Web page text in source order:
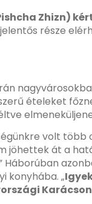
Zhizn)
része
ételeket
volt több
jöhettek át a
konyhába. „